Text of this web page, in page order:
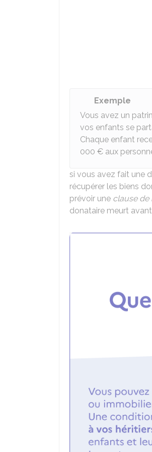
Exemple
Vous avez un
vos enfants se
Chaque enfant
000 € aux
si vous avez fait une
récupérer les biens
prévoir une clause de
donataire meurt